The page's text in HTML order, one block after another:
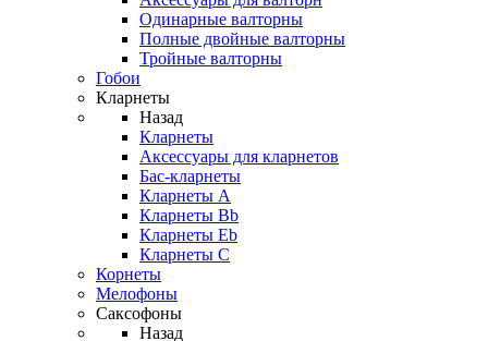
Одинарные валторны
Полные двойные валторны
Тройные валторны
Гобои
Кларнеты
Назад
Кларнеты
Аксессуары для кларнетов
Бас-кларнеты
Кларнеты A
Кларнеты Bb
Кларнеты Eb
Кларнеты С
Корнеты
Мелофоны
Саксофоны
Назад